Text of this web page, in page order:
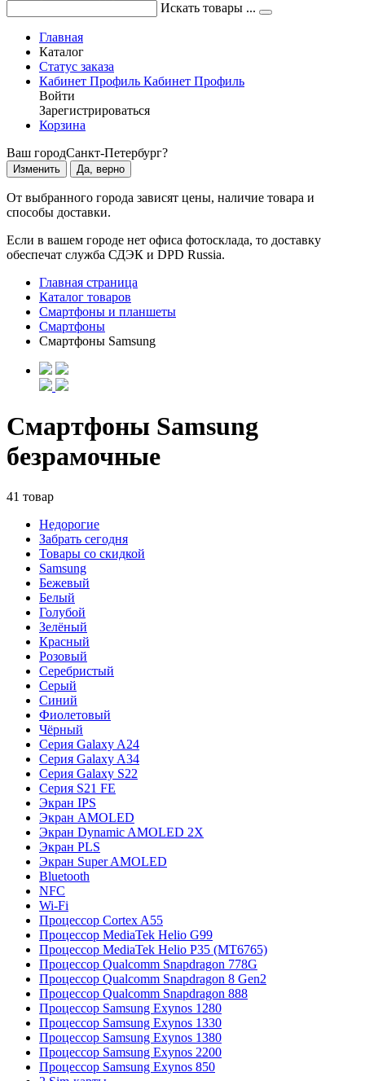
Искать товары ...
Главная
Каталог
Статус заказа
Кабинет Профиль Кабинет Профиль
Войти
Зарегистрироваться
Корзина
Ваш городСанкт-Петербург?
Изменить Да, верно
От выбранного города зависят цены, наличие товара и
способы доставки.
Если в вашем городе нет офиса фотосклада, то доставку
обеспечат служба СДЭК и DPD Russia.
Главная страница
Каталог товаров
Смартфоны и планшеты
Смартфоны
Смартфоны Samsung
Смартфоны Samsung
безрамочные
41 товар
Недорогие
Забрать сегодня
Товары со скидкой
Samsung
Бежевый
Белый
Голубой
Зелёный
Красный
Розовый
Серебристый
Серый
Синий
Фиолетовый
Чёрный
Серия Galaxy A24
Серия Galaxy A34
Серия Galaxy S22
Серия S21 FE
Экран IPS
Экран AMOLED
Экран Dynamic AMOLED 2X
Экран PLS
Экран Super AMOLED
Bluetooth
NFC
Wi-Fi
Процессор Cortex A55
Процессор MediaTek Helio G99
Процессор MediaTek Helio P35 (MT6765)
Процессор Qualcomm Snapdragon 778G
Процессор Qualcomm Snapdragon 8 Gen2
Процессор Qualcomm Snapdragon 888
Процессор Samsung Exynos 1280
Процессор Samsung Exynos 1330
Процессор Samsung Exynos 1380
Процессор Samsung Exynos 2200
Процессор Samsung Exynos 850